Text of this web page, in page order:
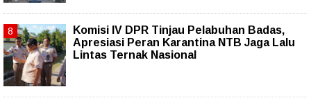
Komisi IV DPR Tinjau Pelabuhan Badas,
Apresiasi Peran Karantina NTB Jaga Lalu
Lintas Ternak Nasional